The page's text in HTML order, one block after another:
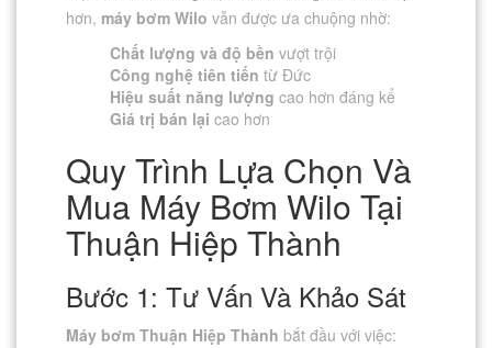
hơn, máy bơm Wilo vẫn được ưa chuộng nhờ:
Chất lượng và độ bền vượt trội
Công nghệ tiên tiến từ Đức
Hiệu suất năng lượng cao hơn đáng kể
Giá trị bán lại cao hơn
Quy Trình Lựa Chọn Và
Mua Máy Bơm Wilo Tại
Thuận Hiệp Thành
Bước 1: Tư Vấn Và Khảo Sát
Máy bơm Thuận Hiệp Thành bắt đầu với việc: